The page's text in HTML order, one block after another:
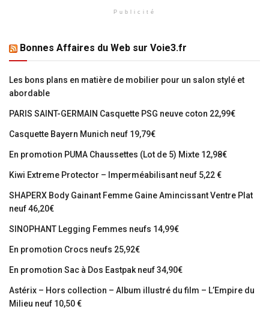
Publicité
Bonnes Affaires du Web sur Voie3.fr
Les bons plans en matière de mobilier pour un salon stylé et
abordable
PARIS SAINT-GERMAIN Casquette PSG neuve coton 22,99€
Casquette Bayern Munich neuf 19,79€
En promotion PUMA Chaussettes (Lot de 5) Mixte 12,98€
Kiwi Extreme Protector – Imperméabilisant neuf 5,22 €
SHAPERX Body Gainant Femme Gaine Amincissant Ventre Plat
neuf 46,20€
SINOPHANT Legging Femmes neufs 14,99€
En promotion Crocs neufs 25,92€
En promotion Sac à Dos Eastpak neuf 34,90€
Astérix – Hors collection – Album illustré du film – L’Empire du
Milieu neuf 10,50 €